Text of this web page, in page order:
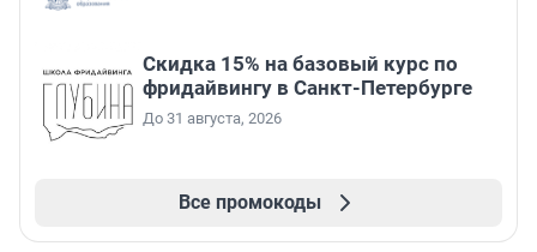
Скидка 15% на базовый курс по
фридайвингу в Санкт-Петербурге
До 31 августа, 2026
Все промокоды